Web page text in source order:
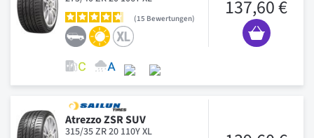
15 Bewertungen 137,60 €
Atrezzo ZSR SUV
315/35 ZR 20 110Y XL